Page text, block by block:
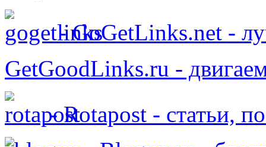
- GoGetLinks.net -
GetGoodLinks.ru -
- Rotapost - статьи,